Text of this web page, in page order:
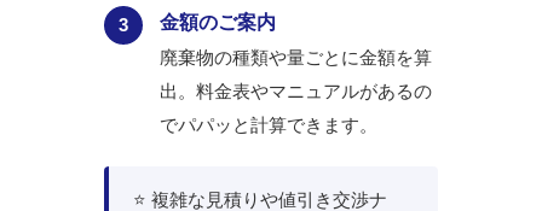
3
金額のご案内
廃棄物の種類や量ごとに金額を算
出。料金表やマニュアルがあるの
でパパッと計算できます。
⭐ 複雑な見積りや値引き交渉ナ